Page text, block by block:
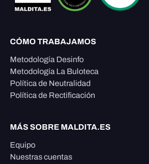
CÓMO TRABAJAMOS
Metodología Desinfo
Metodología La Buloteca
Política de Neutralidad
Política de Rectificación
MÁS SOBRE MALDITA.ES
Equipo
Nuestras cuentas